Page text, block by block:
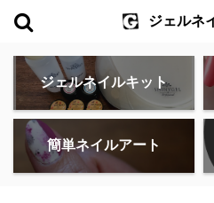
ジェルネ
ジェルネイルキット
簡単ネイルアート